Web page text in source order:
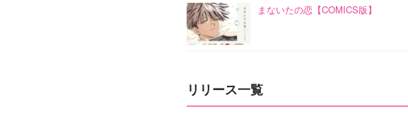
まないたの恋【COMICS版】
リリース一覧